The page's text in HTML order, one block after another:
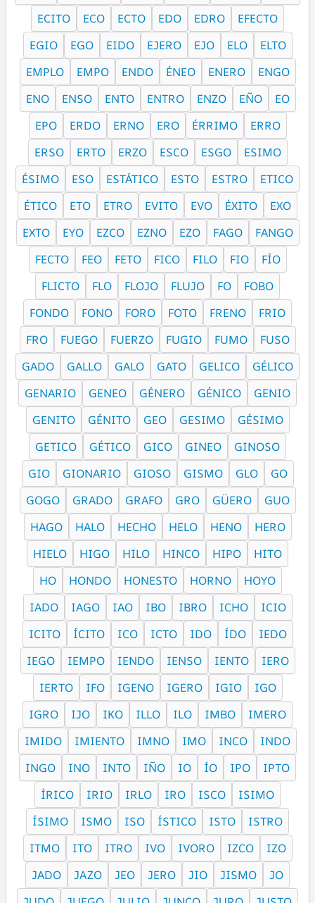
ECITO
ECO ECTO EDO EDRO
EFECTO
EGIO
EGO EIDO EJERO EJO ELO
ELTO
EMPLO
EMPO ENDO ÉNEO ENERO
ENGO
ENO
ENSO ENTO ENTRO ENZO EÑO
EO
EPO
ERDO ERNO ERO ÉRRIMO
ERRO
ERSO
ERTO ERZO ESCO ESGO
ESIMO
ÉSIMO
ESO ESTÁTICO ESTO ESTRO
ETICO
ÉTICO
ETO ETRO EVITO EVO ÉXITO
EXO
EXTO
EYO EZCO EZNO EZO FAGO
FANGO
FECTO
FEO FETO FICO FILO FIO
FÍO
FLICTO
FLO FLOJO FLUJO FO
FOBO
FONDO
FONO FORO FOTO FRENO
FRIO
FRO
FUEGO FUERZO FUGIO FUMO
FUSO
GADO
GALLO GALO GATO GELICO
GÉLICO
GENARIO
GENEO GÉNERO GÉNICO
GENIO
GENITO
GÉNITO GEO GESIMO
GÉSIMO
GETICO
GÉTICO GICO GINEO
GINOSO
GIO
GIONARIO GIOSO GISMO GLO
GO
GOGO
GRADO GRAFO GRO GÜERO
GUO
HAGO
HALO HECHO HELO HENO
HERO
HIELO
HIGO HILO HINCO HIPO
HITO
HO
HONDO HONESTO HORNO
HOYO
IADO
IAGO IAO IBO IBRO ICHO
ICIO
ICITO
ÍCITO ICO ICTO IDO ÍDO
IEDO
IEGO
IEMPO IENDO IENSO IENTO
IERO
IERTO
IFO IGENO IGERO IGIO
IGO
IGRO
IJO IKO ILLO ILO IMBO
IMERO
IMIDO
IMIENTO IMNO IMO INCO
INDO
INGO
INO INTO IÑO IO ÍO IPO
IPTO
ÍRICO
IRIO IRLO IRO ISCO
ISIMO
ÍSIMO
ISMO ISO ÍSTICO ISTO
ISTRO
ITMO
ITO ITRO IVO IVORO IZCO
IZO
JADO
JAZO JEO JERO JIO JISMO
JO